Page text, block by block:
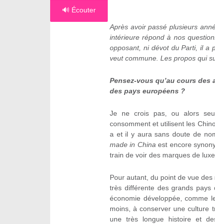
🔊 Écouter
Après avoir passé plusieurs
intérieure répond à nos
opposant, ni dévot du Parti, il a
veut commune. Les propos qui
Pensez-vous qu’au cours
des pays européens ?
Je ne crois pas, ou alors
consomment et utilisent les
a et il y aura sans doute de
made in Chinaest encore
train de voir des marques de
Pour autant, du point de vue
très différente des grands pays
économie développée, comme
moins, à conserver une culture
une très longue histoire et